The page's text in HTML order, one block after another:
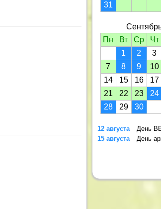
31
Пн
Вт Ср Чт
1
2 3
7
8 9 10
14
15 16 17
21
22 23 24
28
29 30
12 августа
День
15 августа
День